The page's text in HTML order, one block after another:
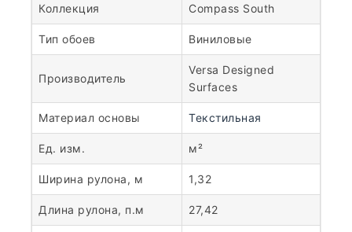
Коллекция Compass South
Тип обоев Виниловые
Производитель
Versa Designed
Surfaces
Материал основы Текстильная
Ед. изм. м²
Ширина рулона, м 1,32
Длина рулона, п.м 27,42